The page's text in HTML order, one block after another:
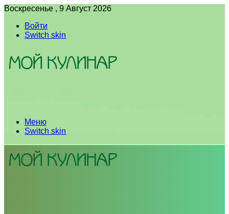
Воскресенье , 9 Август 2026
Войти
Switch skin
Меню
Switch skin